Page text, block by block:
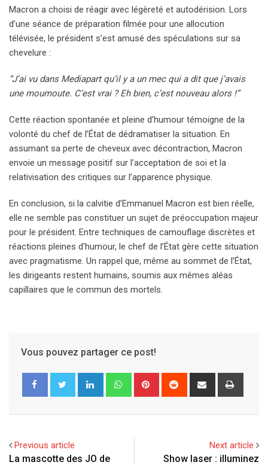
Macron a choisi de réagir avec légèreté et autodérision. Lors
d’une séance de préparation filmée pour une allocution
télévisée, le président s’est amusé des spéculations sur sa
chevelure :
“J’ai vu dans Mediapart qu’il y a un mec qui a dit que j’avais
une moumoute. C’est vrai ? Eh bien, c’est nouveau alors !”
Cette réaction spontanée et pleine d’humour témoigne de la
volonté du chef de l’État de dédramatiser la situation. En
assumant sa perte de cheveux avec décontraction, Macron
envoie un message positif sur l’acceptation de soi et la
relativisation des critiques sur l’apparence physique.
En conclusion, si la calvitie d’Emmanuel Macron est bien réelle,
elle ne semble pas constituer un sujet de préoccupation majeur
pour le président. Entre techniques de camouflage discrètes et
réactions pleines d’humour, le chef de l’État gère cette situation
avec pragmatisme. Un rappel que, même au sommet de l’État,
les dirigeants restent humains, soumis aux mêmes aléas
capillaires que le commun des mortels.
Vous pouvez partager ce post!
LinkedIn WhatsappPinterest Reddit
Partager
Previous article
La mascotte des JO de
Next article
Show laser : illuminez